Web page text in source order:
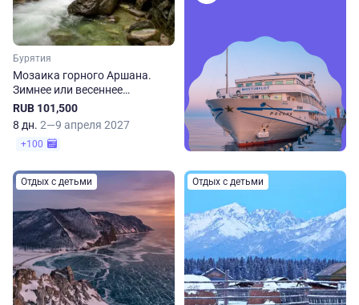
Бурятия
Мозаика горного Аршана.
Зимнее или весеннее
путешествие
RUB 101,500
8 дн. 2—9 апреля 2027
+100
Отдых с детьми Отдых с детьми